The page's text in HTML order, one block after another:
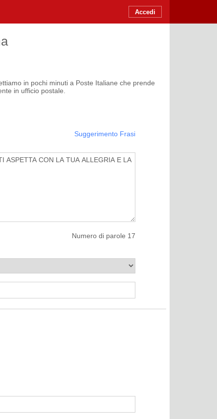
Accedi
in pochi minuti a Poste Italiane che prende
in ufficio postale.
Suggerimento Frasi
Numero di parole 17